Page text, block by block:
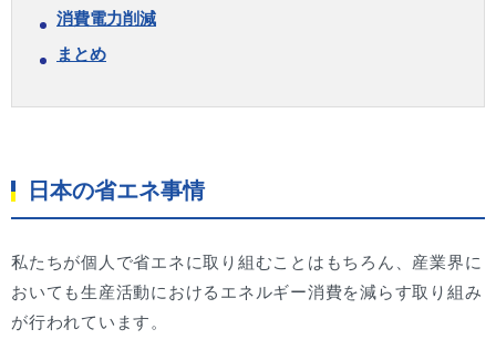
消費電力削減
まとめ
日本の省エネ事情
私たちが個人で省エネに取り組むことはもちろん、産業界に
おいても生産活動におけるエネルギー消費を減らす取り組み
が行われています。